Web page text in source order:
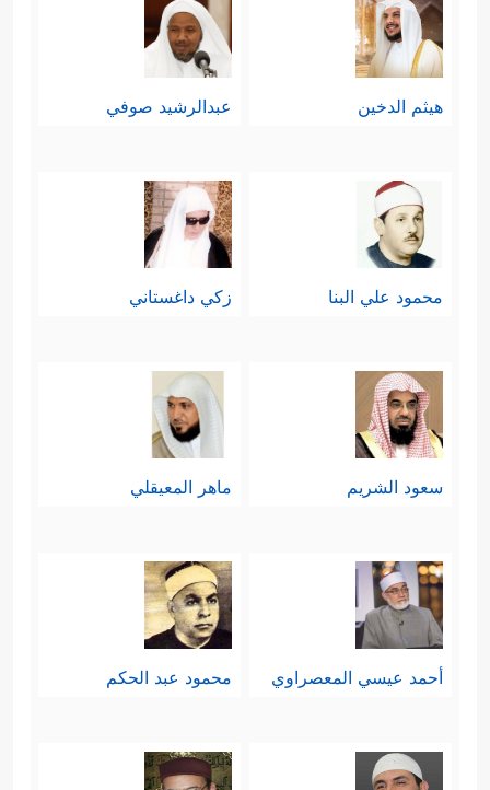
هيثم الدخين عبدالرشيد صوفي
محمود علي البنا زكي داغستاني
سعود الشريم ماهر المعيقلي
أحمد عيسي المعصراوي محمود عبد الحكم